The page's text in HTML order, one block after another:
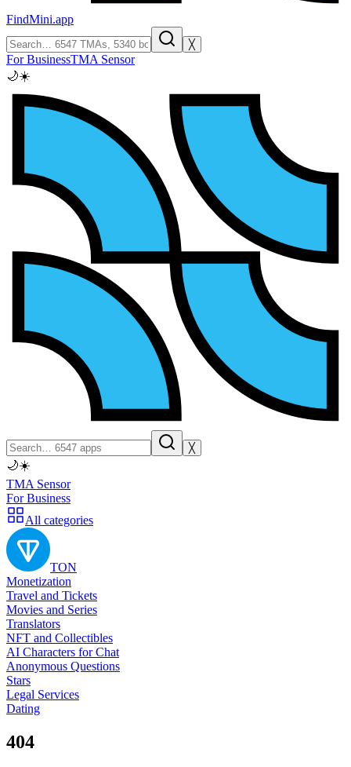
FindMini.app
╳
For BusinessTMA Sensor
🌙☀️
╳
🌙☀️
TMA Sensor
For Business
All categories
TON
Monetization
Travel and Tickets
Movies and Series
Translators
NFT and Collectibles
AI Characters for Chat
Anonymous Questions
Stars
Legal Services
Dating
404